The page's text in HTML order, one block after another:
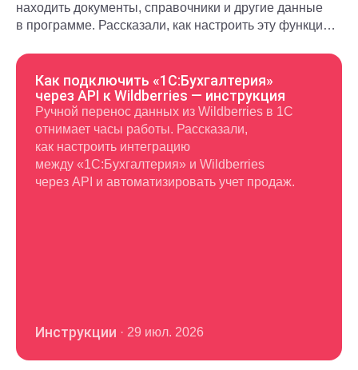
находить документы, справочники и другие данные
в программе. Рассказали, как настроить эту функцию
Как подключить «1С:Бухгалтерия»
через API к Wildberries — инструкция
Ручной перенос данных из Wildberries в 1С
отнимает часы работы. Рассказали,
как настроить интеграцию
между «1С:Бухгалтерия» и Wildberries
через API и автоматизировать учет продаж.
Инструкции · 29 июл. 2026